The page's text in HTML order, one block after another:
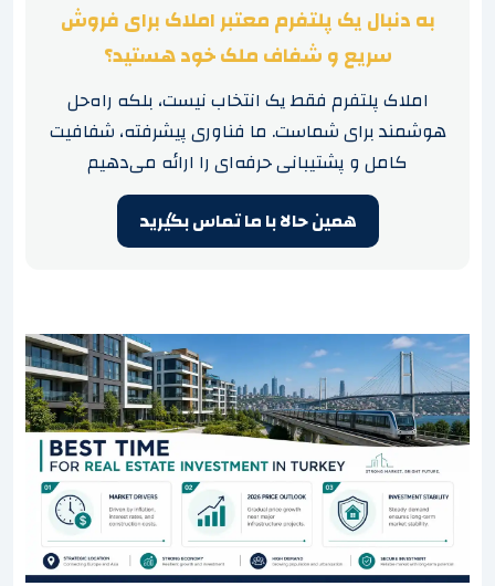
به دنبال یک پلتفرم معتبر املاک برای فروش
سریع و شفاف ملک خود هستید؟
املاک پلتفرم فقط یک انتخاب نیست، بلکه راه‌حل
هوشمند برای شماست. ما فناوری پیشرفته، شفافیت
کامل و پشتیبانی حرفه‌ای را ارائه می‌دهیم
همین حالا با ما تماس بگیرید